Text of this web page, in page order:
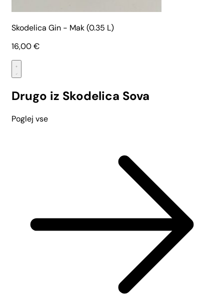
Skodelica Gin - Mak (0.35 L)
16,00€
Drugo iz Skodelica Sova
Poglej vse